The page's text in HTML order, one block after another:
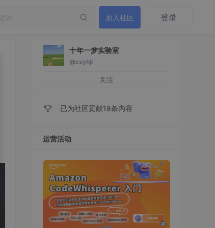
加入社区 登录
十年一梦实验室
@cxyhjl
关注
已为社区贡献18条内容
运营活动